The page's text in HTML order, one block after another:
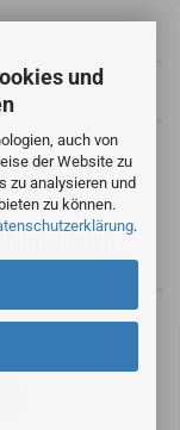
und
auch von
der Website zu
zu analysieren und
zu können.
.
haben